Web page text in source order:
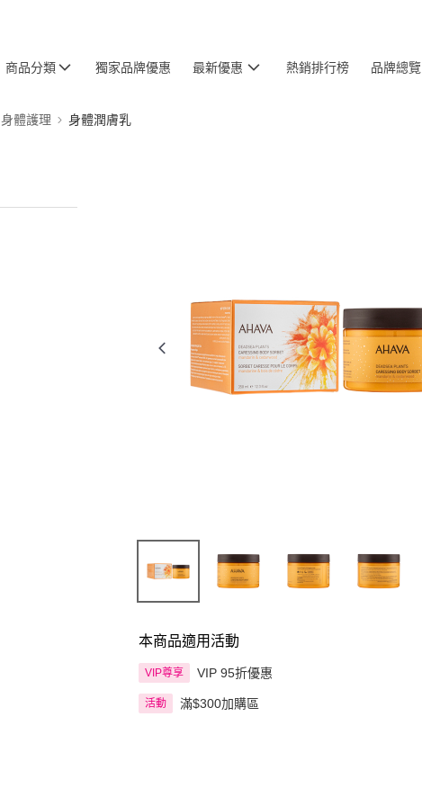
商品分類 獨家品牌優惠 最新優惠 熱銷排行榜 品牌總覽
身體護理 身體潤膚乳
本商品適用活動
VIP尊享 VIP 95折優惠
活動 滿$300加購區